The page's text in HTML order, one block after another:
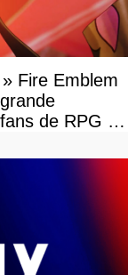
Fire Emblem
de RPG en